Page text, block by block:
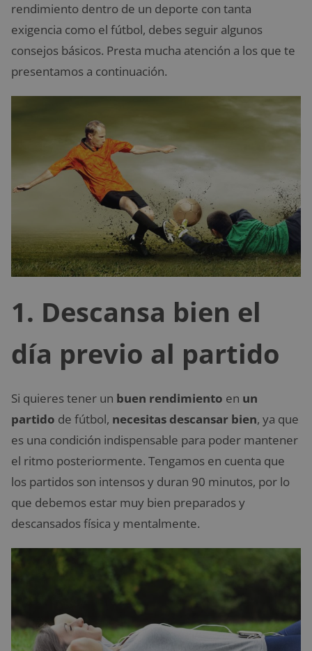
rendimiento dentro de un deporte con tanta
exigencia como el fútbol, debes seguir algunos
consejos básicos. Presta mucha atención a los que te
presentamos a continuación.
1. Descansa bien el
día previo al partido
Si quieres tener un buen rendimiento en un
partido de fútbol, necesitas descansar bien, ya que
es una condición indispensable para poder mantener
el ritmo posteriormente. Tengamos en cuenta que
los partidos son intensos y duran 90 minutos, por lo
que debemos estar muy bien preparados y
descansados física y mentalmente.